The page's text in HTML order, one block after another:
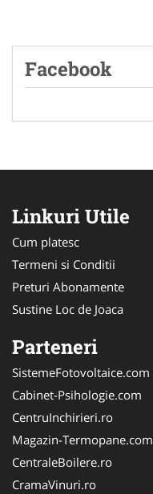
Facebook
Linkuri Utile
Cum platesc
Termeni si Conditii
Preturi Abonamente
Sustine Loc de Joaca
Parteneri
SistemeFotovoltaice.com
Cabinet-Psihologie.com
CentruInchirieri.ro
Magazin-Termopane.com
CentraleBoilere.ro
CramaVinuri.ro